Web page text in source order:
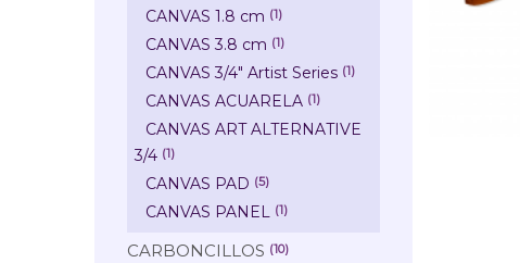
CANVAS 1.8 cm (1)
CANVAS 3.8 cm (1)
CANVAS 3/4" Artist Series (1)
CANVAS ACUARELA (1)
CANVAS ART ALTERNATIVE
3/4 (1)
CANVAS PAD (5)
CANVAS PANEL (1)
CARBONCILLOS (10)